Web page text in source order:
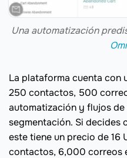
Una automatización
La plataforma cuenta con
250 contactos, 500
automatización y flujos
segmentación. Si decides
este tiene un precio de 16
contactos, 6,000 correos